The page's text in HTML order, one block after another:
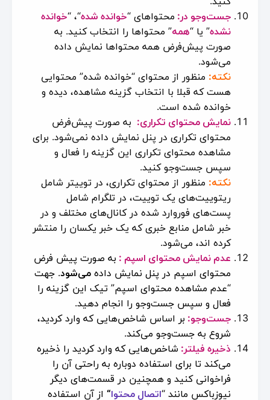
جست‌وجو در: محتواهای “خوانده شده“، “خوانده
نشده” یا “همه” محتواها را انتخاب کنید. به
صورت پیش‌فرض همه محتواها نمایش داده
می‌شود.
نکته: منظور از محتوای “خوانده شده” محتوایی
هست که قبلا با انتخاب گزینه مشاهده، دیده و
خوانده شده است.
نمایش محتوای تکراری: به صورت پیش‌فرض
محتوای تکراری در پنل نمایش داده نمی‌شود. برای
مشاهده محتوای تکراری این گزینه را فعال و
سپس جست‌وجو کنید.
نکته: منظور از محتوای تکراری، در توییتر شامل
ریتوییت‌های یک توییت، در تلگرام شامل
پست‌های فوروارد شده در کانال‌های مختلف و در
خبر شامل منابع خبری که یک خبر یکسان را منتشر
کرده اند، می‌شود.
عدم نمایش محتوای اسپم : به صورت پیش فرض
محتوای اسپم در پنل نمایش داده می‌شود. جهت
“عدم مشاهده محتوای اسپم” تیک این گزینه را
فعال و سپس جست‌وجو را انجام دهید.
جست‌وجو: بر اساس شاخص‌هایی که وارد کردید،
شروع به جست‌وجو می‌کند.
ذخیره فیلتر: شاخص‌هایی که وارد کردید را ذخیره
می‌کند تا برای استفاده دوباره به راحتی آن را
فراخوانی کنید و همچنین در قسمت‌های دیگر
نیوزباکس مانند “اتصال محتوا“ از آن استفاده